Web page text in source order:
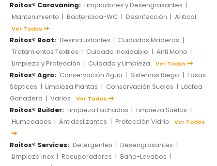
Roitox® Caravaning: Limpiadores y Desengrasantes |
Mantenimiento | Bactericida-WC | Desinfección | Antical
Ver Todos
Roitox® Boat: Desincrustantes | Cuidados Maderas |
Tratamientos Textiles | Cuidado inoxidable | Anti Moho |
Limpieza y Protección | Cuidado y Limpieza Ver Todos
Roitox® Agro: Conservación Agua | Sistemas Riego | Fosas
Sépticas | Limpieza Plantas | Conservación Suelos | Láctea
Ganadera | Varios Ver Todos
Roitox® Builder: Limpieza Fachadas | Limpieza Suelos |
Humedades | Antideslizantes | Protección Vidrio Ver Todos
Roitox® Services: Detergentes | Desengrasantes |
Limpieza Inox | Recuperadores | Baño-Lavabos |